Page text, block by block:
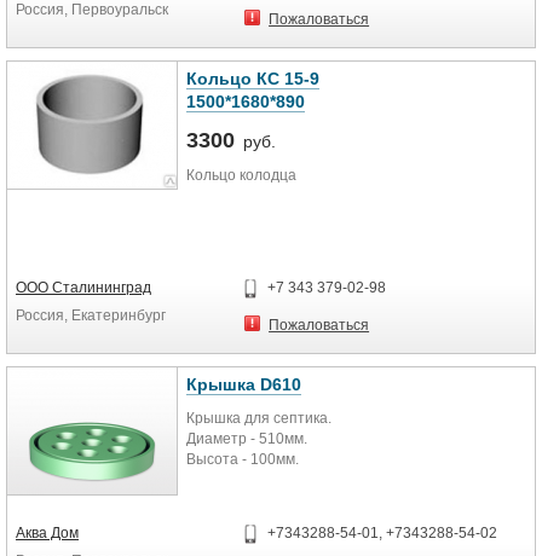
Россия, Первоуральск
Пожаловаться
Кольцо КС 15-9
1500*1680*890
3300 руб.
Кольцо колодца
ООО Сталининград
Россия, Екатеринбург
+7 343 379-02-98
Пожаловаться
Крышка D610
Крышка для септика.
Диаметр - 510мм.
Высота - 100мм.
Аква Дом
+7343288-54-01, +7343288-54-02